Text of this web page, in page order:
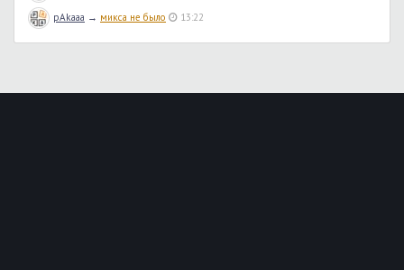
pAkaaa → микса не было 13:22